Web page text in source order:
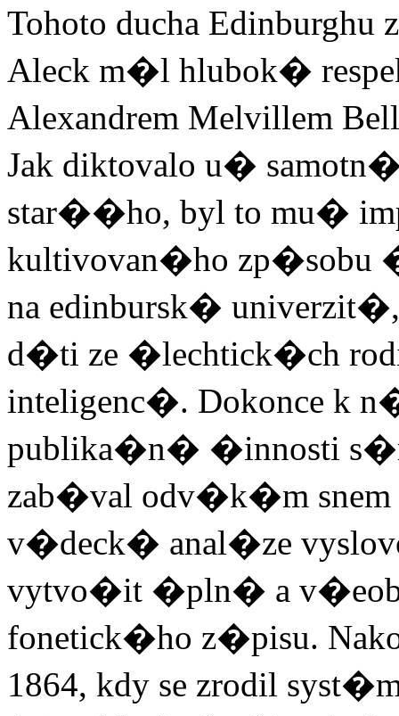
Tohoto ducha
Aleck m�l hlubok�
Alexandrem Melvillem
Jak diktovalo u�
star��ho, byl to mu�
kultivovan�ho
na edinbursk�
d�ti ze �lechtick�ch
inteligenc�. Dokonce k
publika�n� �innosti
zab�val odv�k�m
v�deck� anal�ze
vytvo�it �pln� a
fonetick�ho z�pisu.
1864, kdy se zrodil